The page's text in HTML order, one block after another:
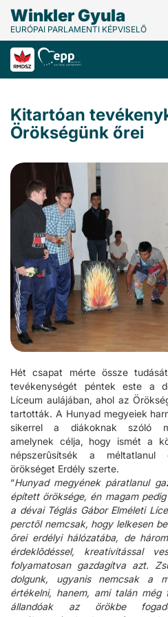
Winkler Gyula
EURÓPAI PARLAMENTI KÉPVISELŐ
Kitartóan
Örökségünk őrei
Hét csapat mérte össze
tevékenységét péntek este a
Líceum aulájában, ahol az
tartották. A Hunyad megyeiek
sikerrel a diákoknak szóló
amelynek célja, hogy ismét a
népszerûsítsék a méltatlanul
örökséget Erdély szerte.
“Hunyad megyének páratlanul
épített öröksége, én magam
a dévai Téglás Gábor Elméleti
perctõl nemcsak, hogy lelkesen
õrei erdélyi hálózatába, de
érdeklõdéssel, kreativitással
folyamatosan gazdagítva azt.
dolgunk, ugyanis nemcsak a
értékelni, hanem, ami talán még
állandóak az örökbe